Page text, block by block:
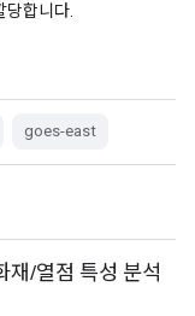
당합니다.
goes-east
재/열점 특성 분석